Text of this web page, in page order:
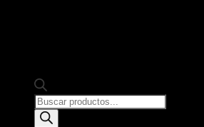
Products
search